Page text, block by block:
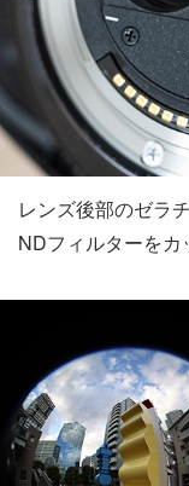
レンズ後部のゼラ
NDフィルターを